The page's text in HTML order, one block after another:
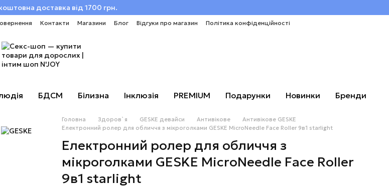
доставка від 1700 грн.
Контакти Магазини Блог Відгуки про магазин Політика конфіденційності
БДСМ Білизна Інклюзія PREMIUM Подарунки Новинки Бренди
Головна Здоров`я GESKE девайси Антивікове
Антивікове GESKE
Електронний ролер для обличчя з мікроголками GESKE MicroNeedle Face Roller 9в1 starlight
Електронний ролер для обличчя з
мікроголками GESKE MicroNeedle Face Roller
9в1 starlight